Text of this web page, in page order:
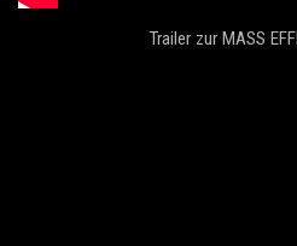
Trailer zur MASS